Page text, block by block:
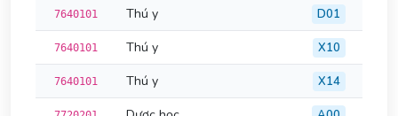
7640101 Thú y D01
7640101 Thú y X10
7640101 Thú y X14